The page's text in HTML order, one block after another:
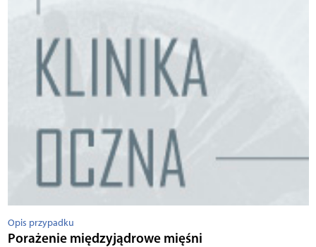
Opis przypadku
Porażenie międzyjądrowe mięśni